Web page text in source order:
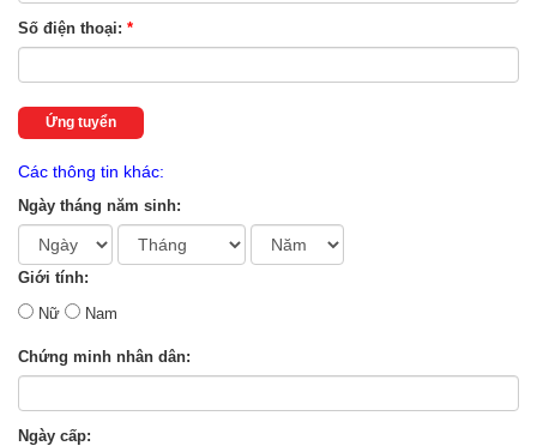
Số điện thoại: *
Ứng tuyển
Các thông tin khác:
Ngày tháng năm sinh:
Giới tính:
Nữ
Nam
Chứng minh nhân dân:
Ngày cấp: